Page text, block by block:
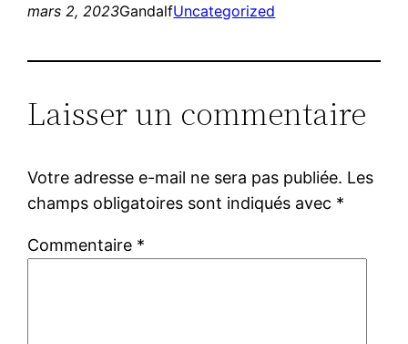
mars 2, 2023GandalfUncategorized
Laisser un commentaire
Votre adresse e-mail ne sera pas publiée. Les
champs obligatoires sont indiqués avec *
Commentaire *